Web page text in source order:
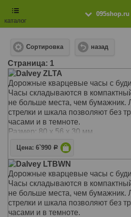
095shop.ru
каталог
Сортировка назад
Cтраница: 1
Dalvey ZLTA
Дорожные кварцевые часы с
Часы складываются в
не больше места, чем бумажник.
стрелки и шкала позволяют без
часами и в темноте.
Размер: 80 х 56 х 30 мм.
Цена: 6`990 Р
Dalvey LTBWN
Дорожные кварцевые часы с
Часы складываются в
не больше места, чем бумажник.
стрелки и шкала позволяют без
часами и в темноте.